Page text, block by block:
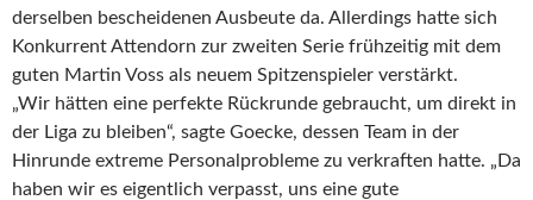
derselben bescheidenen Ausbeute da. Allerdings hatte sich
Konkurrent Attendorn zur zweiten Serie frühzeitig mit dem
guten Martin Voss als neuem Spitzenspieler verstärkt.
„Wir hätten eine perfekte Rückrunde gebraucht, um direkt in
der Liga zu bleiben“, sagte Goecke, dessen Team in der
Hinrunde extreme Personalprobleme zu verkraften hatte. „Da
haben wir es eigentlich verpasst, uns eine gute